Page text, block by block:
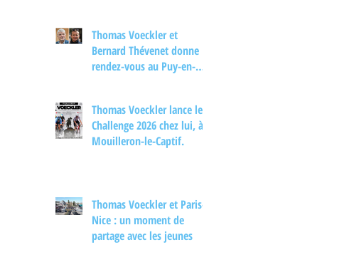
Thomas Voeckler et
Bernard Thévenet donne
rendez-vous au Puy-en-
cyclisme
Thomas Voeckler lance le
Challenge 2026 chez lui, à
Mouilleron-le-Captif.
Thomas Voeckler et Paris-
Nice : un moment de
partage avec les jeunes